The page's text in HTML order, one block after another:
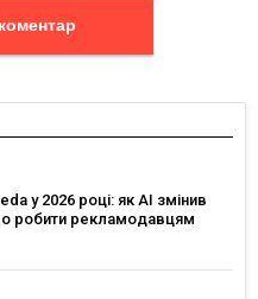
Залишити коментар
у 2026 році: як AI змінив
робити рекламодавцям